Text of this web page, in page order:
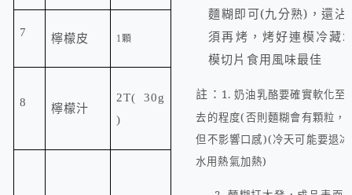
麵糊即可(九分熟) ，還
須再烤 ， 烤好連模冷藏
模切片食用風味最佳
註： 1.奶油乳酪要確實軟化至
去的程度(否則麵糊會有顆粒，
但不影響口感)(冷天可能要退冰
水用熱氣加熱)
7 檸檬皮 1顆
8 檸檬汁
2T( 30g
)